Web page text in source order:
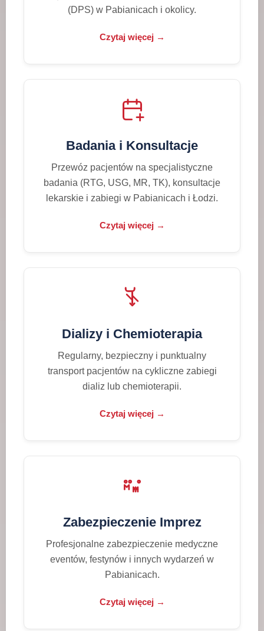
(DPS) w Pabianicach i okolicy.
Czytaj więcej →
Badania i Konsultacje
Przewóz pacjentów na specjalistyczne
badania (RTG, USG, MR, TK), konsultacje
lekarskie i zabiegi w Pabianicach i Łodzi.
Czytaj więcej →
Dializy i Chemioterapia
Regularny, bezpieczny i punktualny
transport pacjentów na cykliczne zabiegi
dializ lub chemioterapii.
Czytaj więcej →
Zabezpieczenie Imprez
Profesjonalne zabezpieczenie medyczne
eventów, festynów i innych wydarzeń w
Pabianicach.
Czytaj więcej →